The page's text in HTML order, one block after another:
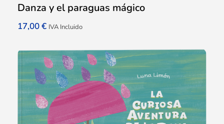
Danza y el paraguas mágico
17,00€ IVA Incluido